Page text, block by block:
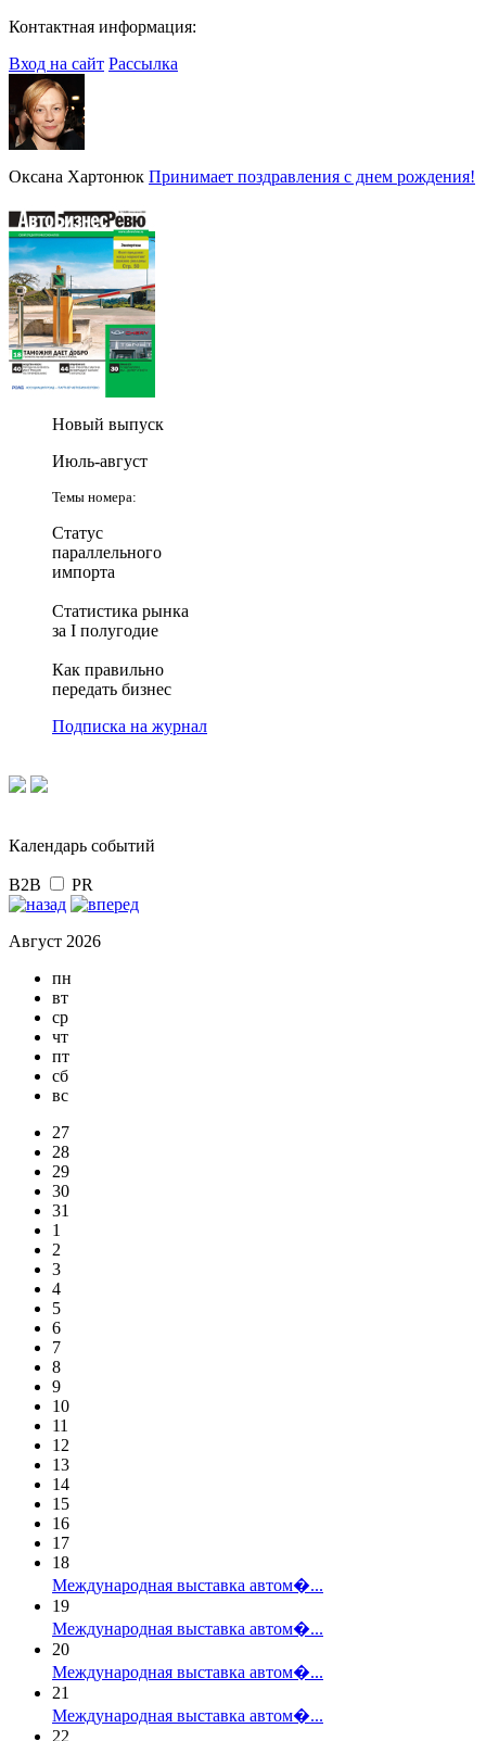
Контактная информация:
Вход на сайт Рассылка
Оксана Хартонюк Принимает поздравления с днем рождения!
Новый выпуск
Июль-август
Темы номера:
Статус
параллельного
импорта
Статистика рынка
за I полугодие
Как правильно
передать бизнес
Подписка на журнал
Календарь событий
B2B PR
Август 2026
пн
вт
ср
чт
пт
сб
вс
27
28
29
30
31
1
2
3
4
5
6
7
8
9
10
11
12
13
14
15
16
17
18
Международная выставка автом�...
19
Международная выставка автом�...
20
Международная выставка автом�...
21
Международная выставка автом�...
22